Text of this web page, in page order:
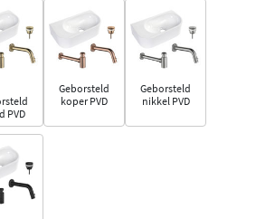
PVD
Geborsteld
koper PVD
Geborsteld
nikkel PVD